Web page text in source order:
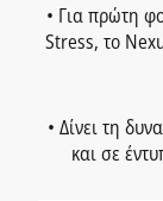
• Για πρώτη
Stress, το
• Δίνει τη
και σε